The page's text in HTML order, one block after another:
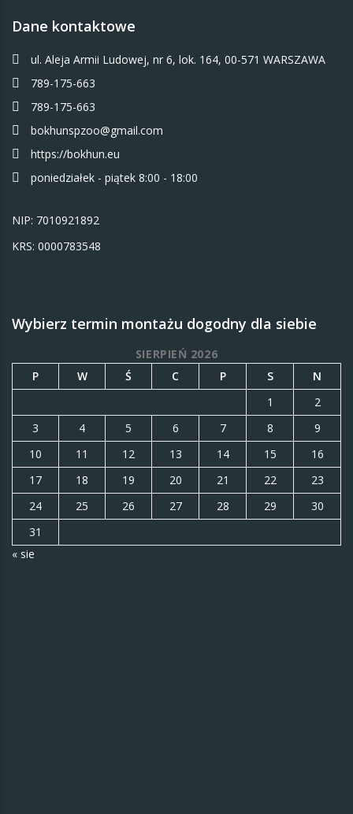
Dane kontaktowe
ul. Aleja Armii Ludowej, nr 6, lok. 164, 00-571 WARSZAWA
789-175-663
789-175-663
bokhunspzoo@gmail.com
https://bokhun.eu
poniedziałek - piątek 8:00 - 18:00
NIP: 7010921892
KRS: 0000783548
Wybierz termin montażu dogodny dla siebie
SIERPIEŃ 2026
P
W Ś C P S
N
1
2
3
4 5 6 7 8
9
10
11 12 13 14 15
16
17
18 19 20 21 22
23
24
25 26 27 28 29
30
31
« sie